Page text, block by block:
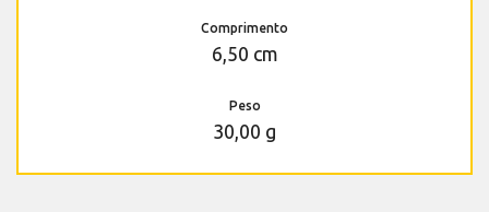
Comprimento
6,50 cm
Peso
30,00 g